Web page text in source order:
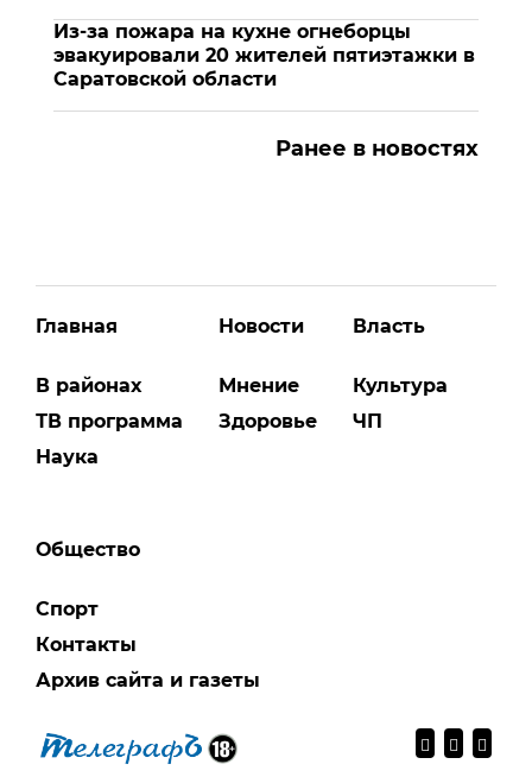
Из-за пожара на кухне огнеборцы
эвакуировали 20 жителей пятиэтажки в
Саратовской области
Ранее в новостях
Главная
В районах
ТВ программа
Наука
Новости
Мнение
Здоровье
Власть
Культура
ЧП
Общество
Спорт
Контакты
Архив сайта и газеты